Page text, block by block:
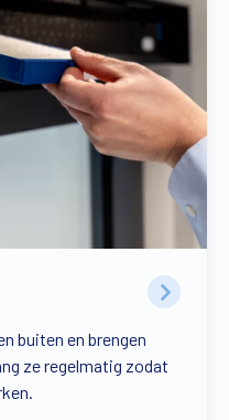
buiten en brengen
ze regelmatig zodat